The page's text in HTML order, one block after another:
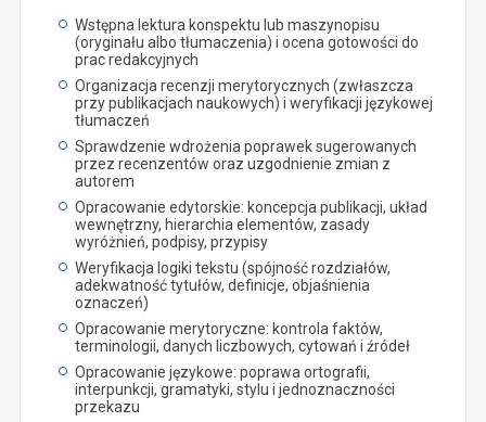
Wstępna lektura konspektu lub maszynopisu
(oryginału albo tłumaczenia) i ocena gotowości do
prac redakcyjnych
Organizacja recenzji merytorycznych (zwłaszcza
przy publikacjach naukowych) i weryfikacji językowej
tłumaczeń
Sprawdzenie wdrożenia poprawek sugerowanych
przez recenzentów oraz uzgodnienie zmian z
autorem
Opracowanie edytorskie: koncepcja publikacji, układ
wewnętrzny, hierarchia elementów, zasady
wyróżnień, podpisy, przypisy
Weryfikacja logiki tekstu (spójność rozdziałów,
adekwatność tytułów, definicje, objaśnienia
oznaczeń)
Opracowanie merytoryczne: kontrola faktów,
terminologii, danych liczbowych, cytowań i źródeł
Opracowanie językowe: poprawa ortografii,
interpunkcji, gramatyki, stylu i jednoznaczności
przekazu